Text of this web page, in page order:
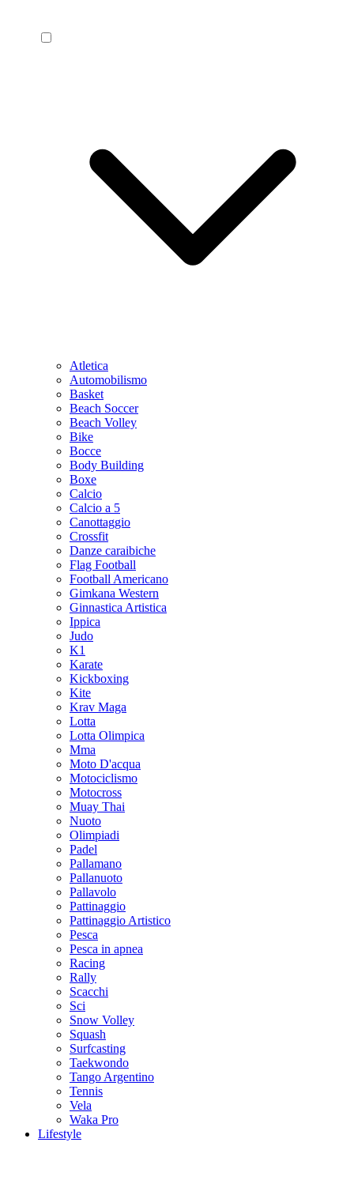
Atletica
Automobilismo
Basket
Beach Soccer
Beach Volley
Bike
Bocce
Body Building
Boxe
Calcio
Calcio a 5
Canottaggio
Crossfit
Danze caraibiche
Flag Football
Football Americano
Gimkana Western
Ginnastica Artistica
Ippica
Judo
K1
Karate
Kickboxing
Kite
Krav Maga
Lotta
Lotta Olimpica
Mma
Moto D'acqua
Motociclismo
Motocross
Muay Thai
Nuoto
Olimpiadi
Padel
Pallamano
Pallanuoto
Pallavolo
Pattinaggio
Pattinaggio Artistico
Pesca
Pesca in apnea
Racing
Rally
Scacchi
Sci
Snow Volley
Squash
Surfcasting
Taekwondo
Tango Argentino
Tennis
Vela
Waka Pro
Lifestyle